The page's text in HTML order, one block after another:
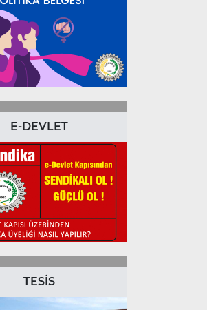
E-DEVLET
TESİS